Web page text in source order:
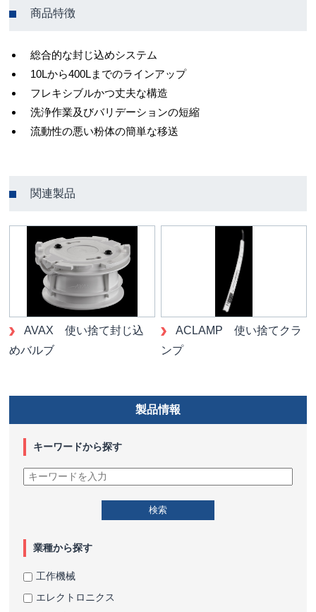
商品特徴
総合的な封じ込めシステム
10Lから400Lまでのラインアップ
フレキシブルかつ丈夫な構造
洗浄作業及びバリデーションの短縮
流動性の悪い粉体の簡単な移送
関連製品
AVAX 使い捨て封じ込
めバルブ
ACLAMP 使い捨てクラ
ンプ
製品情報
キーワードから探す
業種から探す
工作機械
エレクトロニクス